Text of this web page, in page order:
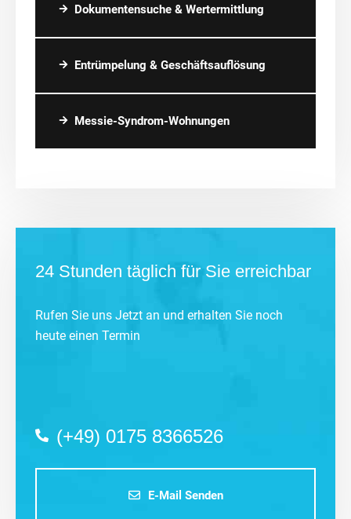
Dokumentensuche & Wertermittlung
Entrümpelung & Geschäftsauflösung
Messie-Syndrom-Wohnungen
24 Stunden täglich für Sie erreichbar
Rufen Sie uns Jetzt an und erhalten Sie noch
heute einen Termin
(+49) 0175 8366526
E-Mail Senden